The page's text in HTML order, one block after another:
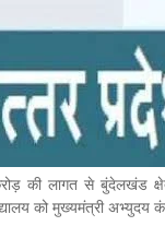
की लागत से बुंदेलखंड
को मुख्यमंत्री अभ्युदय